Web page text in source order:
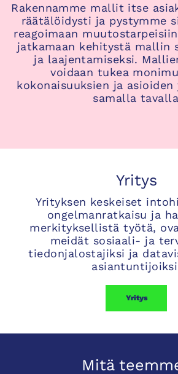
Rakennamme mallit itse
räätälöidysti ja pystymme
reagoimaan
jatkamaan kehitystä mallin
ja laajentamiseksi.
voidaan tukea
kokonaisuuksien ja
samalla
Yritys
Yrityksen keskeiset
ongelmanratkaisu ja
merkityksellistä työtä,
meidät sosiaali- ja
tiedonjalostajiksi ja
Yritys
Mitä